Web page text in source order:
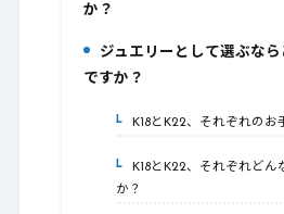
か？
ジュエリーとして選ぶな
ですか？
7-1.K18とK22、それぞれのお
7-2.K18とK22、それぞれど
か？